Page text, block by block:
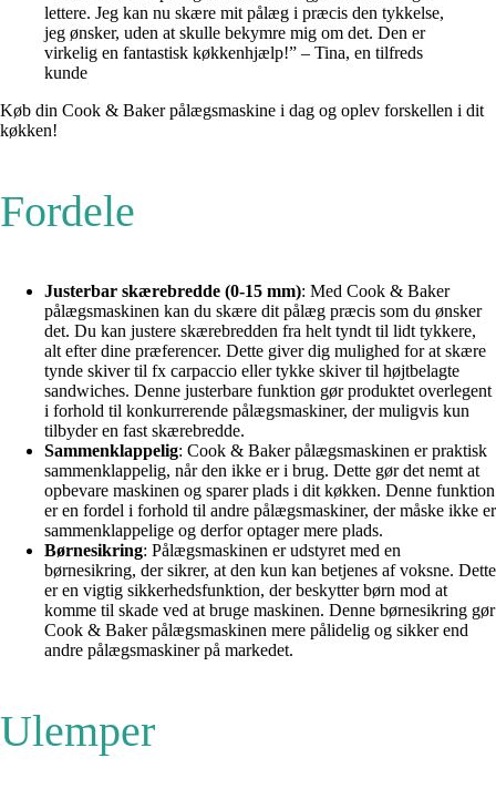
lettere. Jeg kan nu skære mit pålæg i præcis den tykkelse,
jeg ønsker, uden at skulle bekymre mig om det. Den er
virkelig en fantastisk køkkenhjælp!” – Tina, en tilfreds
kunde
Køb din Cook & Baker pålægsmaskine i dag og oplev forskellen i dit
køkken!
Fordele
Justerbar skærebredde (0-15 mm): Med Cook & Baker
pålægsmaskinen kan du skære dit pålæg præcis som du ønsker
det. Du kan justere skærebredden fra helt tyndt til lidt tykkere,
alt efter dine præferencer. Dette giver dig mulighed for at skære
tynde skiver til fx carpaccio eller tykke skiver til højtbelagte
sandwiches. Denne justerbare funktion gør produktet overlegent
i forhold til konkurrerende pålægsmaskiner, der muligvis kun
tilbyder en fast skærebredde.
Sammenklappelig: Cook & Baker pålægsmaskinen er praktisk
sammenklappelig, når den ikke er i brug. Dette gør det nemt at
opbevare maskinen og sparer plads i dit køkken. Denne funktion
er en fordel i forhold til andre pålægsmaskiner, der måske ikke er
sammenklappelige og derfor optager mere plads.
Børnesikring: Pålægsmaskinen er udstyret med en
børnesikring, der sikrer, at den kun kan betjenes af voksne. Dette
er en vigtig sikkerhedsfunktion, der beskytter børn mod at
komme til skade ved at bruge maskinen. Denne børnesikring gør
Cook & Baker pålægsmaskinen mere pålidelig og sikker end
andre pålægsmaskiner på markedet.
Ulemper